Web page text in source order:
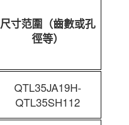
尺寸范圍（齒數或孔
徑等）
QTL35JA19H-
QTL35SH112